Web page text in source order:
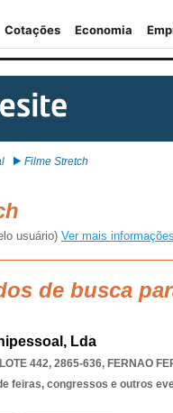
Filme Stretch
usuário) Ver mais informações
de busca
Lda
442, 2865-636, FERNAO
feiras, congressos e outros